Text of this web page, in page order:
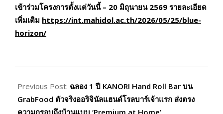
เข้าร่วมโครงการตั้งแต่วันนี้ – 20 มิถุนายน 2569 รายละเอียด
เพิ่มเติม https://int.mahidol.ac.th/2026/05/25/blue-
horizon/
06-
11
Previous Post: ฉลอง 1 ปี KANORI Hand Roll Bar บน
GrabFood ตัวจริงออริจินัลแฮนด์โรลบาร์เจ้าแรก ส่งตรง
ความกรอบถึงบ้านแบบ ‘Premium at Home’